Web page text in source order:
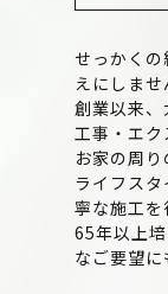
せっかく
えにしませ
創業以来
工事・エク
お家の周
ライフス
寧な施工を
65年以上
なご要望に